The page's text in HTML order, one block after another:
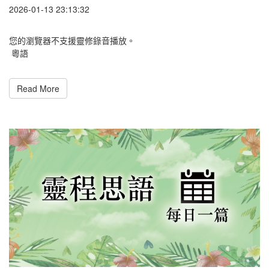
2026-01-13 23:13:32
您的瀏覽器不支援靈修錄音播放。
粵語
Read More